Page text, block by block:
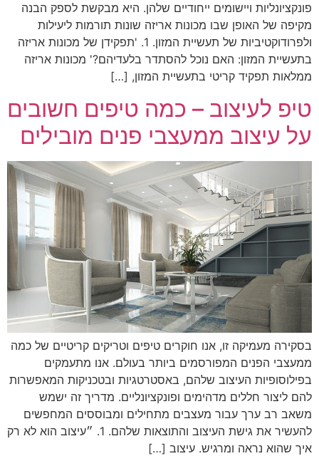
פונקציונליות ויישומים ייחודיים שלהן. היא מבקשת לספק הבנה
מקיפה של האופן שבו מכונות אריזה שונות תורמות ליעילות
ולפרודוקטיביות של תעשיית המזון. 1. 'תפקידן של מכונות אריזה
בתעשיית המזון: האם נוכל להסתדר בלעדיהם?' מכונות אריזה
ממלאות תפקיד קריטי בתעשיית המזון, […]
טיפ לעיצוב – כמה טיפים חשובים
על עיצוב ממעצבי פנים מובילים
בסקירה מעמיקה זו, אנו חוקרים טיפים וטריקים קריטיים של כמה
ממעצבי הפנים המפורסמים ביותר בעולם. אנו מתעמקים
בפילוסופיות העיצוב שלהם, באסטרטגיות ובטכניקות המאפשרות
להם ליצור חללים מדהימים ופונקציונליים. מדריך זה ישמש
משאב רב ערך עבור מעצבים מתחילים ומבוססים המחפשים
להעשיר את גישת העיצוב והתוצאות שלהם. 1. ״עיצוב הוא לא רק
איך שהוא נראה ומרגיש. עיצוב […]